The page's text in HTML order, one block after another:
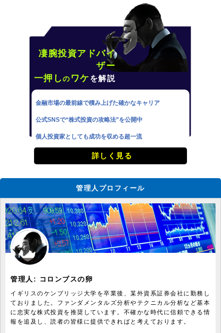
凄腕投資アドバイ
ザー
一押しの ワケを解説
金融市場の最前線で積み上げた確かなキャリア
公式SNSで“株式投資の攻略法”を公開中
個人投資家としても成功を収める超一流
詳しく見る
管理人プロフィール
管理人: コロンブスの卵
イギリスのケンブリッジ大学を卒業後、某外資系証券会社に勤務し
ておりました。ファンダメンタルズ分析やテクニカル分析など基本
に忠実な株式投資を推奨しています。不確かな時代に信頼できる情
報を追及し、読者の皆様に提供できればと考えております。